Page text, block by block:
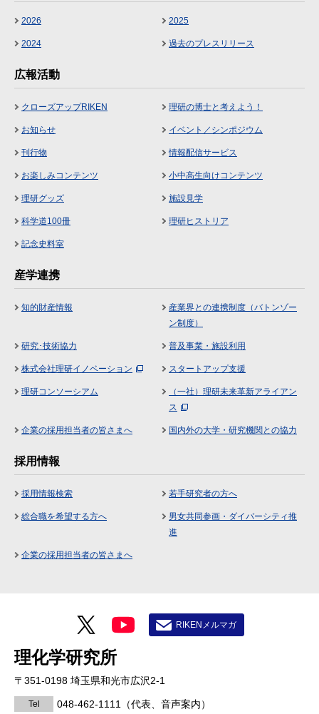
2026 2025
2024 過去のプレスリリース
広報活動
クローズアップRIKEN 理研の博士と考えよう！
お知らせ イベント／シンポジウム
刊行物 情報配信サービス
お楽しみコンテンツ 小中高生向けコンテンツ
理研グッズ 施設見学
科学道100冊 理研ヒストリア
記念史料室
産学連携
知的財産情報
産業界との連携制度（バトンゾー
ン制度）
研究･技術協力 普及事業・施設利用
株式会社理研イノベーション スタートアップ支援
理研コンソーシアム
（一社）理研未来革新アライアン
ス
企業の採用担当者の皆さまへ 国内外の大学・研究機関との協力
採用情報
採用情報検索 若手研究者の方へ
総合職を希望する方へ
男女共同参画・ダイバーシティ推
進
企業の採用担当者の皆さまへ
理化学研究所
〒351-0198 埼玉県和光市広沢2-1
Tel 048-462-1111 （代表、音声案内）
RIKENメルマガ